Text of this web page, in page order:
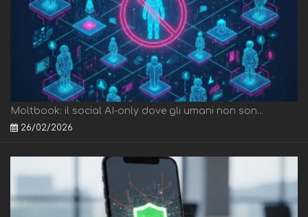
Moltbook: il social AI-only dove gli umani non son...
26/02/2026